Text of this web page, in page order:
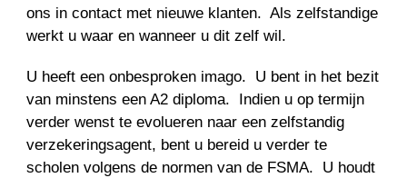
ons in contact met nieuwe klanten. Als zelfstandige
werkt u waar en wanneer u dit zelf wil.
U heeft een onbesproken imago. U bent in het bezit
van minstens een A2 diploma. Indien u op termijn
verder wenst te evolueren naar een zelfstandig
verzekeringsagent, bent u bereid u verder te
scholen volgens de normen van de FSMA. U houdt